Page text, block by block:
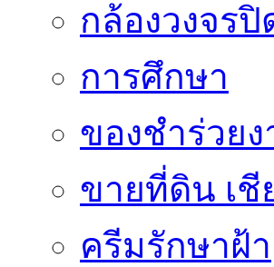
กล้องวงจรปิ
การศึกษา
ของชำร่วย
ขายที่ดิน เชี
ครีมรักษาฝ้า